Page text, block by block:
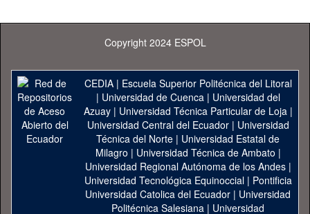
Copyright 2024 ESPOL
CEDIA| Escuela Superior Politécnica del Litoral
| Universidad de Cuenca| Universidad del
Azuay| Universidad Técnica Particular de Loja|
Universidad Central del Ecuador| Universidad
Técnica del Norte | Universidad Estatal de
Milagro | Universidad Técnica de Ambato |
Universidad Regional Autónoma de los Andes|
Universidad Tecnológica Equinoccial| Pontificia
Universidad Catolica del Ecuador | Universidad
Politécnica Salesiana | Universidad